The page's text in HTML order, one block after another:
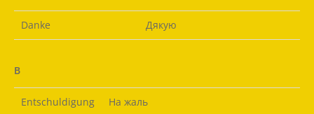
Danke Дякую
B
Entschuldigung На жаль